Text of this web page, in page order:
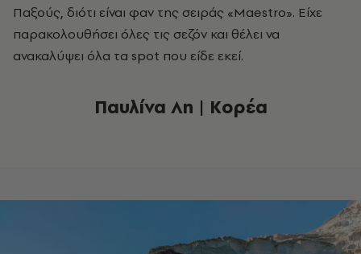
Παξούς, διότι είναι φαν της σειράς «Maestro». Είχε
παρακολουθήσει όλες τις σεζόν και θέλει να
ανακαλύψει όλα τα spot που είδε εκεί.
Παυλίνα Λη | Κορέα